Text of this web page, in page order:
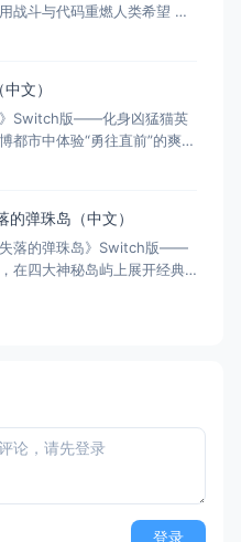
战斗与代码重燃人类希望 游
色类型（2D横版动作
） 港台名称：莉亞：駭入命
用译名） 美国名称：
文）
》Switch版——化身凶猛猫英
都市中体验“勇往直前”的爽快
其他特色类型（2D动作 ×
体中文定名） 美国名称：
美/欧服
的弹珠岛（中文）
失落的弹珠岛》Switch版——
在四大神秘岛屿上展开经典
戏类型：其他特色类型（弹
登录